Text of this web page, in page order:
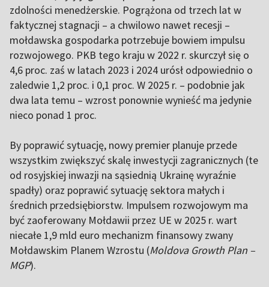
zdolności menedżerskie. Pogrążona od trzech lat w
faktycznej stagnacji – a chwilowo nawet recesji –
mołdawska gospodarka potrzebuje bowiem impulsu
rozwojowego. PKB tego kraju w 2022 r. skurczył się o
4,6 proc. zaś w latach 2023 i 2024 urósł odpowiednio o
zaledwie 1,2 proc. i 0,1 proc. W 2025 r. – podobnie jak
dwa lata temu – wzrost ponownie wynieść ma jedynie
nieco ponad 1 proc.
By poprawić sytuację, nowy premier planuje przede
wszystkim zwiększyć skalę inwestycji zagranicznych (te
od rosyjskiej inwazji na sąsiednią Ukrainę wyraźnie
spadły) oraz poprawić sytuację sektora małych i
średnich przedsiębiorstw. Impulsem rozwojowym ma
być zaoferowany Mołdawii przez UE w 2025 r. wart
niecałe 1,9 mld euro mechanizm finansowy zwany
Mołdawskim Planem Wzrostu (Moldova Growth Plan –
MGP).